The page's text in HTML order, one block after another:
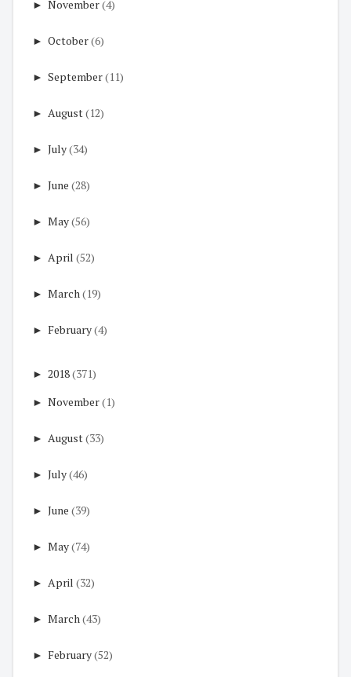
► November(4)
► October(6)
► September(11)
► August(12)
► July(34)
► June (28)
► May(56)
► April (52)
► March(19)
► February(4)
► 2018(371)
► November(1)
► August(33)
► July(46)
► June (39)
► May(74)
► April (32)
► March(43)
► February(52)